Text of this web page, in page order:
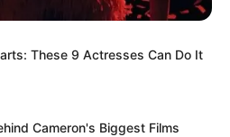
These 9 Actresses Can Do It
Cameron's Biggest Films